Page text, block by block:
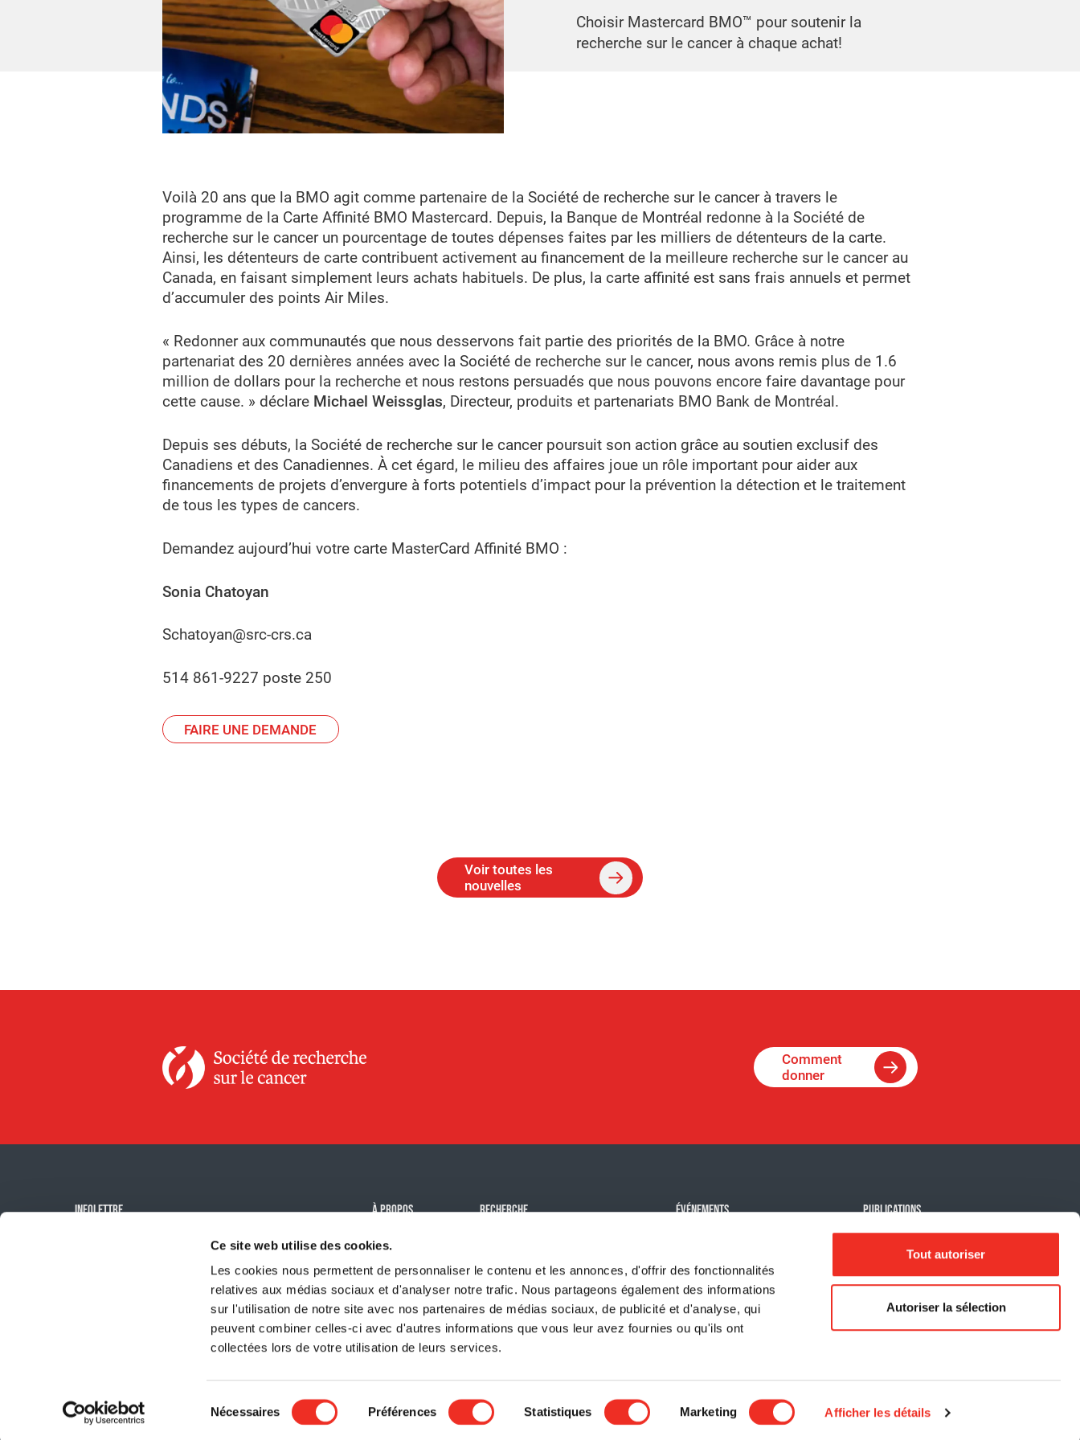
Ce site web utilise des cookies.
Les cookies nous permettent de personnaliser le contenu et les annonces, d'offrir des fonctionnalités
relatives aux médias sociaux et d'analyser notre trafic. Nous partageons également des informations
sur l'utilisation de notre site avec nos partenaires de médias sociaux, de publicité et d'analyse, qui
peuvent combiner celles-ci avec d'autres informations que vous leur avez fournies ou qu'ils ont
collectées lors de votre utilisation de leurs services.
du
Nécessaires Préférences Statistiques Marketing Afficher les détails
Tout autoriser
Autoriser la sélection
Choisir Mastercard BMO™ pour soutenir la
recherche sur le cancer à chaque achat!
Voilà 20 ans que la BMO agit comme partenaire de la Société de recherche sur le cancer à travers le
programme de la Carte Affinité BMO Mastercard. Depuis, la Banque de Montréal redonne à la Société de
recherche sur le cancer un pourcentage de toutes dépenses faites par les milliers de détenteurs de la carte.
Ainsi, les détenteurs de carte contribuent activement au financement de la meilleure recherche sur le cancer au
Canada, en faisant simplement leurs achats habituels. De plus, la carte affinité est sans frais annuels et permet
d’accumuler des points Air Miles.
« Redonner aux communautés que nous desservons fait partie des priorités de la BMO. Grâce à notre
partenariat des 20 dernières années avec la Société de recherche sur le cancer, nous avons remis plus de 1.6
million de dollars pour la recherche et nous restons persuadés que nous pouvons encore faire davantage pour
cette cause. » déclare Michael Weissglas, Directeur, produits et partenariats BMO Bank de Montréal.
Depuis ses débuts, la Société de recherche sur le cancer poursuit son action grâce au soutien exclusif des
Canadiens et des Canadiennes. À cet égard, le milieu des affaires joue un rôle important pour aider aux
financements de projets d’envergure à forts potentiels d’impact pour la prévention la détection et le traitement
de tous les types de cancers.
Demandez aujourd’hui votre carte MasterCard Affinité BMO :
Sonia Chatoyan
Schatoyan@src-crs.ca
514 861-9227 poste 250
FAIRE UNE DEMANDE
Voir toutes les
nouvelles
Comment
donner
INFOLETTRE À PROPOS
Mission
Histoire
Équipe
Carrières
RECHERCHE
Programmes de subventions
ÉVÉNEMENTS
Événements signatures
Tous nos événements
Organiser son activité
PUBLICATIONS
© 2026 Société de recherche sur le cancer. Organisme de bienfaisance No. 11915 3229 RR0001 | T3010
Clavardage: LiveChat